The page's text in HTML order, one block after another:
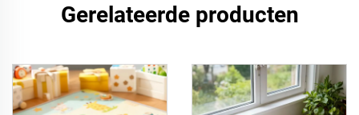
Gerelateerde producten